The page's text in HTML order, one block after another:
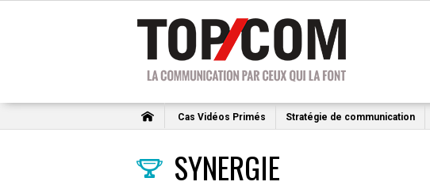
Cas Vidéos Primés Stratégie de communication
SYNERGIE